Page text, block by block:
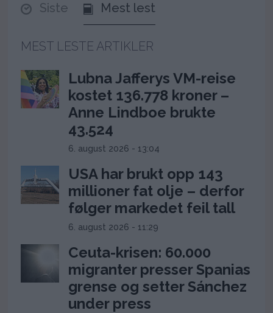
Siste Mest lest
MEST LESTE ARTIKLER
Lubna Jafferys VM-reise
kostet 136.778 kroner –
Anne Lindboe brukte
43.524
6. august 2026 - 13:04
USA har brukt opp 143
millioner fat olje – derfor
følger markedet feil tall
6. august 2026 - 11:29
Ceuta-krisen: 60.000
migranter presser Spanias
grense og setter Sánchez
under press